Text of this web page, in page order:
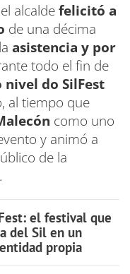
el alcaldefelicitó a
de una décima
asistencia y por
todo el fin de
do SilFest
al tiempo que
como uno
y animó a
de la
el festival que
del Sil en un
propia